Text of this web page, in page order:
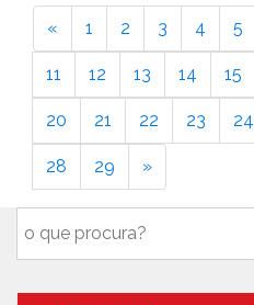
« 1 2 3 4 5
11 12 13 14 15
20 21 22 23 24
28 29 »